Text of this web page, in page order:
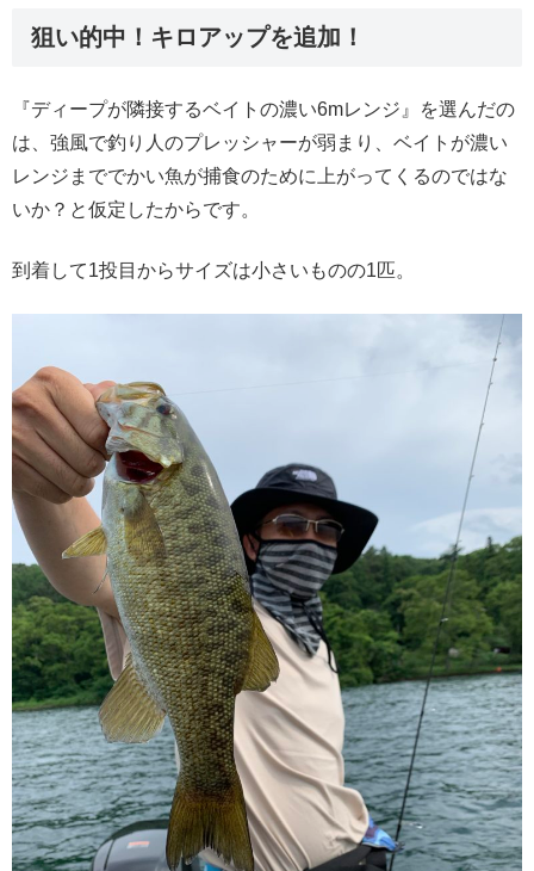
狙い的中！キロアップを追加！
『ディープが隣接するベイトの濃い6mレンジ』を選んだの
は、強風で釣り人のプレッシャーが弱まり、ベイトが濃い
レンジまででかい魚が捕食のために上がってくるのではな
いか？と仮定したからです。
到着して1投目からサイズは小さいものの1匹。